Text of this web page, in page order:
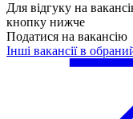
Для відгуку на
кнопку нижче
Податися на вакансію
Інші вакансії в